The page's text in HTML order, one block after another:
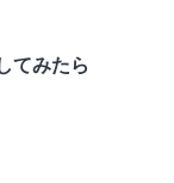
てみたら